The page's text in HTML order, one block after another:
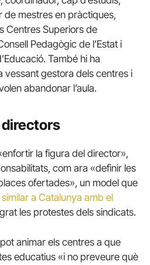
mestres en pràctiques,
Centres Superiors de
Pedagògic de l’Estat i
També hi ha
vessant gestora dels centres i
abandonar l’aula.
la figura del director»,
com ara «definir les
ofertades», un model que
a Catalunya amb el
les protestes dels sindicats.
animar els centres a que
educatius «i no preveure què